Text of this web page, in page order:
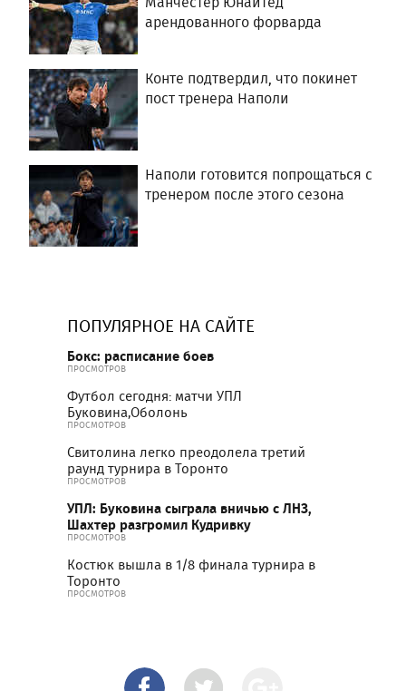
арендованного форварда
Конте подтвердил, что покинет
пост тренера Наполи
Наполи готовится попрощаться с
тренером после этого сезона
ПОПУЛЯРНОЕ НА САЙТЕ
Бокс: расписание боев
ПРОСМОТРОВ
Футбол сегодня: матчи УПЛ
Буковина,Оболонь
ПРОСМОТРОВ
Свитолина легко преодолела третий
раунд турнира в Торонто
ПРОСМОТРОВ
УПЛ: Буковина сыграла вничью с ЛНЗ,
Шахтер разгромил Кудривку
ПРОСМОТРОВ
Костюк вышла в 1/8 финала турнира в
Торонто
ПРОСМОТРОВ